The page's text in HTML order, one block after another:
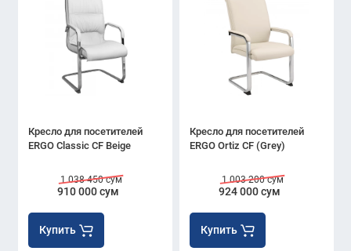
Кресло для посетителей
ERGO Classic CF Beige
910 000 сум
1 038 450 сум
Купить
Кресло для посетителей
ERGO Ortiz CF (Grey)
924 000 сум
1 003 200 сум
Купить